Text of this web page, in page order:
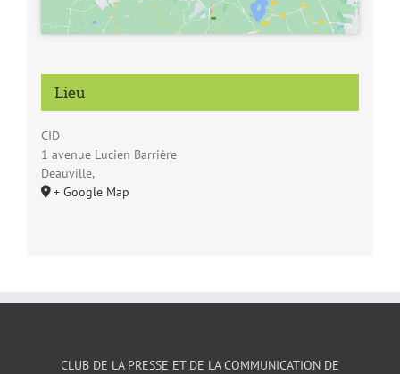
Lieu
CID
1 avenue Lucien Barrière
Deauville,
+ Google Map
CLUB DE LA PRESSE ET DE LA COMMUNICATION DE